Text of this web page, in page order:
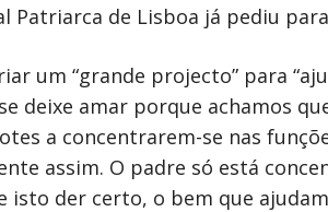
Patriarca de Lisboa já pediu
um “grande projecto” para
deixe amar porque achamos
a concentrarem-se nas
assim. O padre só está
der certo, o bem que